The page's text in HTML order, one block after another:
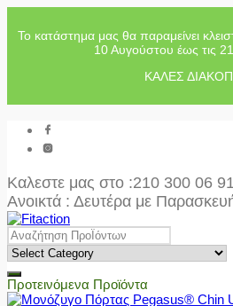
Το κατάστημα μας θα παραμείνει
10 Αυγούστου έως τις
ΚΑΛΕΣ
Καλεστε μας στο :210 300 06 91
Ανοικτά : Δευτέρα με
Προτεινόμενα Προϊόντα